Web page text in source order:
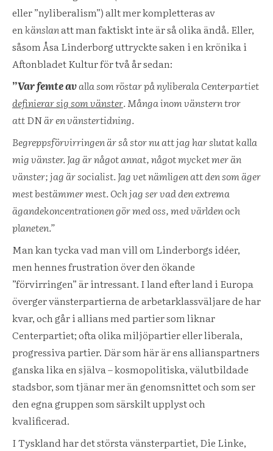
eller ”nyliberalism”) allt mer kompletteras av
en känslanatt man faktiskt inte är så olika ändå. Eller,
såsom Åsa Linderborg uttryckte saken i en krönika i
Aftonbladet Kultur för två år sedan:
”Var femte avalla som röstar på nyliberala Centerpartiet
definierar sig som vänster. Många inom vänstern tror
attDNär en vänstertidning.
Begreppsförvirringen är så stor nu att jag har slutat kalla
mig vänster. Jag är något annat, något mycket mer än
vänster; jag är socialist. Jag vet nämligen att den som äger
mest bestämmer mest. Och jag ser vad den extrema
ägandekoncentrationen gör med oss, med världen och
planeten.”
Man kan tycka vad man vill om Linderborgs idéer,
men hennes frustration över den ökande
”förvirringen” är intressant. I land efter land i Europa
överger vänsterpartierna de arbetarklassväljare de har
kvar, och går i allians med partier som liknar
Centerpartiet; ofta olika miljöpartier eller liberala,
progressiva partier. Där som här är ens allianspartners
ganska lika en själva – kosmopolitiska, välutbildade
stadsbor, som tjänar mer än genomsnittet och som ser
den egna gruppen som särskilt upplyst och
kvalificerad.
I Tyskland har det största vänsterpartiet, Die Linke,